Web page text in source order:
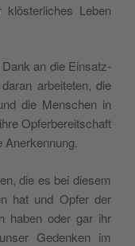
Leben
an die Ein­satz­
arbei­te­ten, die
die Men­schen in
Opfer­be­reit­schaft
Anerkennung.
die es bei die­sem
hat und Opfer der
haben oder gar ihr
Geden­ken im